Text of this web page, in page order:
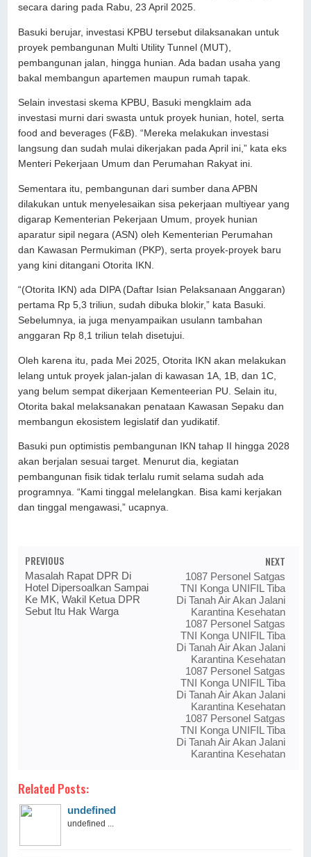
secara daring pada Rabu, 23 April 2025.
Basuki berujar, investasi KPBU tersebut dilaksanakan untuk
proyek pembangunan Multi Utility Tunnel (MUT),
pembangunan jalan, hingga hunian. Ada badan usaha yang
bakal membangun apartemen maupun rumah tapak.
Selain investasi skema KPBU, Basuki mengklaim ada
investasi murni dari swasta untuk proyek hunian, hotel, serta
food and beverages (F&B). “Mereka melakukan investasi
langsung dan sudah mulai dikerjakan pada April ini,” kata eks
Menteri Pekerjaan Umum dan Perumahan Rakyat ini.
Sementara itu, pembangunan dari sumber dana APBN
dilakukan untuk menyelesaikan sisa pekerjaan multiyear yang
digarap Kementerian Pekerjaan Umum, proyek hunian
aparatur sipil negara (ASN) oleh Kementerian Perumahan
dan Kawasan Permukiman (PKP), serta proyek-proyek baru
yang kini ditangani Otorita IKN.
“(Otorita IKN) ada DIPA (Daftar Isian Pelaksanaan Anggaran)
pertama Rp 5,3 triliun, sudah dibuka blokir,” kata Basuki.
Sebelumnya, ia juga menyampaikan usulann tambahan
anggaran Rp 8,1 triliun telah disetujui.
Oleh karena itu, pada Mei 2025, Otorita IKN akan melakukan
lelang untuk proyek jalan-jalan di kawasan 1A, 1B, dan 1C,
yang belum sempat dikerjaan Kementeerian PU. Selain itu,
Otorita bakal melaksanakan penataan Kawasan Sepaku dan
membangun ekosistem legislatif dan yudikatif.
Basuki pun optimistis pembangunan IKN tahap II hingga 2028
akan berjalan sesuai target. Menurut dia, kegiatan
pembangunan fisik tidak terlalu rumit selama sudah ada
programnya. “Kami tinggal melelangkan. Bisa kami kerjakan
dan tinggal mengawasi,” ucapnya.
PREVIOUS
Masalah Rapat DPR Di
Hotel Dipersoalkan Sampai
Ke MK, Wakil Ketua DPR
Sebut Itu Hak Warga
NEXT
1087 Personel Satgas
TNI Konga UNIFIL Tiba
Di Tanah Air Akan Jalani
Karantina Kesehatan
1087 Personel Satgas
TNI Konga UNIFIL Tiba
Di Tanah Air Akan Jalani
Karantina Kesehatan
1087 Personel Satgas
TNI Konga UNIFIL Tiba
Di Tanah Air Akan Jalani
Karantina Kesehatan
1087 Personel Satgas
TNI Konga UNIFIL Tiba
Di Tanah Air Akan Jalani
Karantina Kesehatan
Related Posts:
undefined
undefined ...